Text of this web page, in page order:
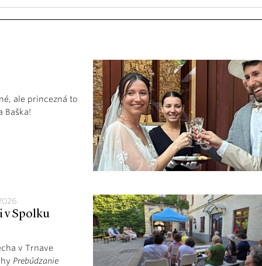
ale princezná to
Baška!
v Spolku
v Trnave
Prebúdzanie